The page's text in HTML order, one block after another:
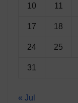
10 11
17 18
24 25
31
« Jul